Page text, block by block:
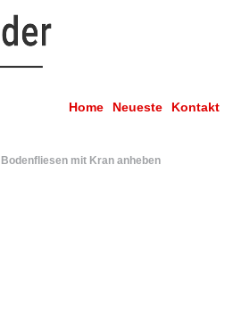
Home Neueste Kontakt
Bodenfliesen mit Kran anheben